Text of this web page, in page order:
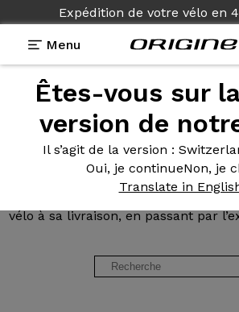
Expédition de votre vélo en
Menu
Êtes-vous sur
version de
Il s’agit de la version :
Oui, je continueNon, je
Translate in
Avis et
clients Origine
Lisez les avis sur nos vélos de
vélo à sa livraison, en passant par